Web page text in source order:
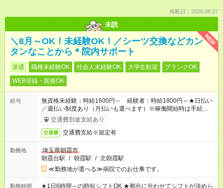
掲載日：2026.08.07
未読
NEW
＼8月～OK！未経験OK！／シーツ交換などカン
タンなことから＊院内サポート
派遣 職種未経験OK 社会人未経験OK 大学生歓迎
ブランクOK
WEB登録・面接OK
給与
無資格未経験：時給1600円～ 経験者：時給1800円～★日払い
／週払い制度あり（月払いも選べます）※稼働開始時は手続き完
了次第のお支払いとなります。
交通費別途支給あり
交通費 交通費支給※規定有
勤務地
埼玉県朝霞市
朝霞台駅 / 朝霞駅 / 北朝霞駅
≪勤務地が選べる≫病院でのお仕事です。
勤務時間
★1日6時間～の時短シフトOK ★都合に合わせてシフトが決めら